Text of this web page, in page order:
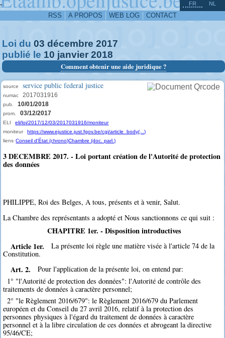
-
RSS A PROPOS WEB LOG CONTACT
FR NL
Loi du 03 décembre 2017
publié le 10 janvier 2018
Comment obtenir une aide juridique ?
source service public federal justice
numac 2017031916
pub. 10/01/2018
prom. 03/12/2017
ELI
eli/loi/2017/12/03/2017031916/moniteur
moniteur
https://www.ejustice.just.fgov.be/cgi/article_body(...)
liens Conseil d'État (chrono)Chambre (doc. parl.)
3 DECEMBRE 2017. - Loi portant création de l'Autorité de protection
des données
PHILIPPE, Roi des Belges, A tous, présents et à venir, Salut.
La Chambre des représentants a adopté et Nous sanctionnons ce qui suit :
CHAPITRE 1er. - Disposition introductives
Article 1er.
La présente loi règle une matière visée à l'article 74 de la
Constitution.
Art. 2.
Pour l'application de la présente loi, on entend par:
1° "l'Autorité de protection des données": l'Autorité de contrôle des
traitements de données à caractère personnel;
2° "le Règlement 2016/679": le Règlement 2016/679 du Parlement
européen et du Conseil du 27 avril 2016, relatif à la protection des
personnes physiques à l'égard du traitement de données à caractère
personnel et à la libre circulation de ces données et abrogeant la directive
95/46/CE;
^